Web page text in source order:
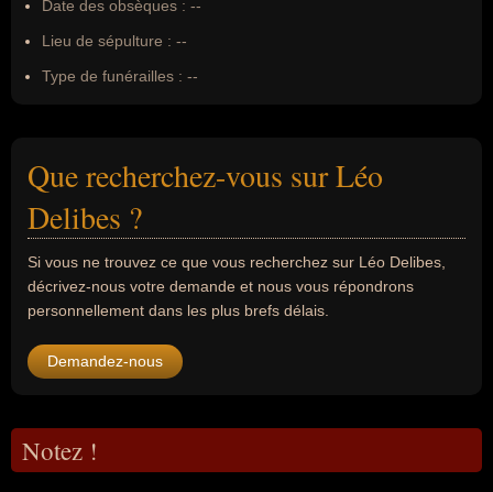
Date des obsèques : --
Lieu de sépulture : --
Type de funérailles : --
Que recherchez-vous sur Léo
Delibes ?
Si vous ne trouvez ce que vous recherchez sur Léo Delibes,
décrivez-nous votre demande et nous vous répondrons
personnellement dans les plus brefs délais.
Demandez-nous
Notez !